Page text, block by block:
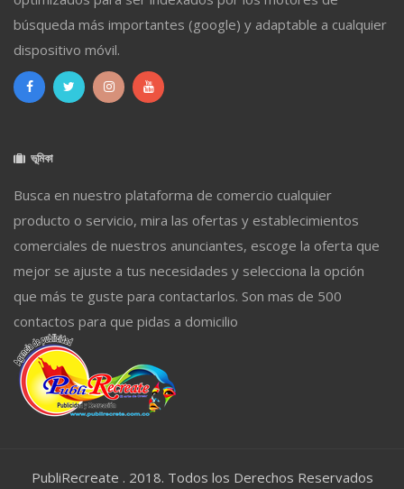
búsqueda más importantes (google) y adaptable a cualquier
dispositivo móvil.
ভূমিকা
Busca en nuestro plataforma de comercio cualquier
producto o servicio, mira las ofertas y establecimientos
comerciales de nuestros anunciantes, escoge la oferta que
mejor se ajuste a tus necesidades y selecciona la opción
que más te guste para contactarlos. Son mas de 500
contactos para que pidas a domicilio
PubliRecreate . 2018. Todos los Derechos Reservados